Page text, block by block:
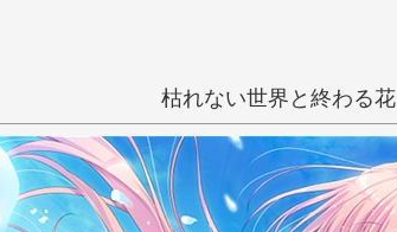
い う
枯れない世界と終わる花
学生